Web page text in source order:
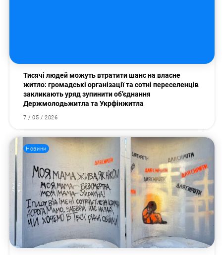
Тисячі людей можуть втратити шанс на власне
житло: громадські організації та сотні переселенців
закликають уряд зупинити об’єднання
Держмолодьжитла та Укрфінжитла
7 / 05 / 2026
Новини